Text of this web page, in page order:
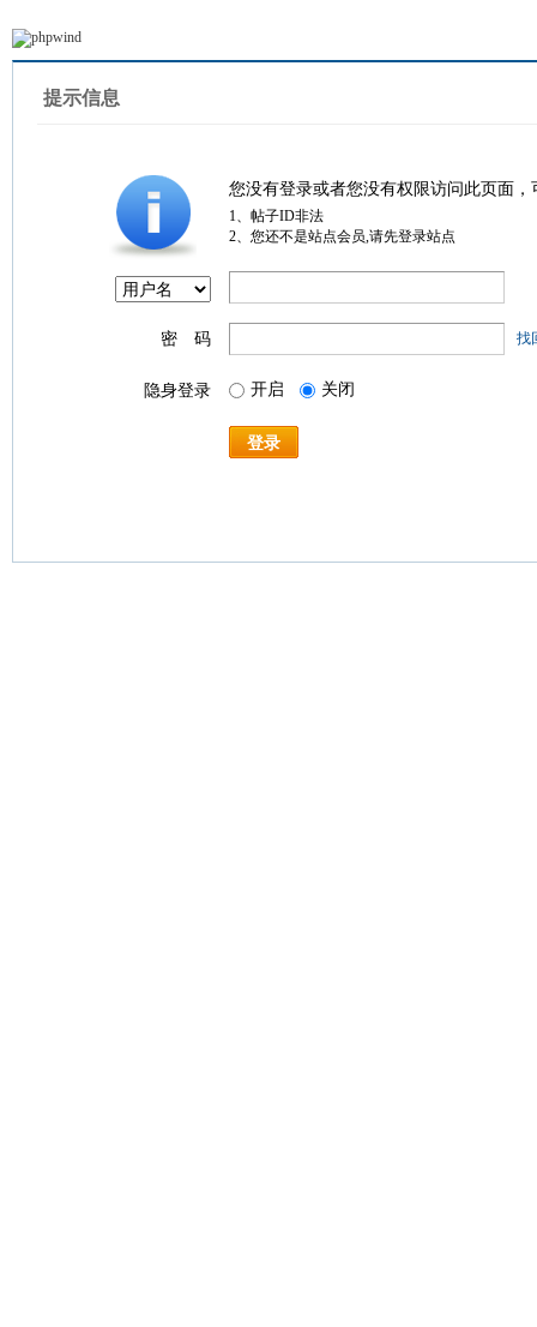
提示信息
您没有登录或者您没有权限访问此页面
1、帖子ID非法
2、您还不是站点会员,请先登录站点
密 码 找
隐身登录 开启 关闭
登录